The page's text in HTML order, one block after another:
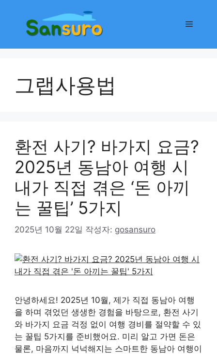
메
그랩사용법
환전 사기? 바가지 요금?
2025년 동남아 여행 시
내가 직접 겪은 ‘돈 아끼
는 꿀팁’ 5가지
2025년 10월 22일 작성자: gosansuro
안녕하세요! 2025년 10월, 제가 직접 동남아 여행
을 하며 겪었던 생생한 경험을 바탕으로, 환전 사기
와 바가지 요금 걱정 없이 여행 경비를 절약할 수 있
는 꿀팁 5가지를 준비했어요. 미리 알고 가면 돈은
물론, 마음까지 넉넉해지는 스마트한 동남아 여행이